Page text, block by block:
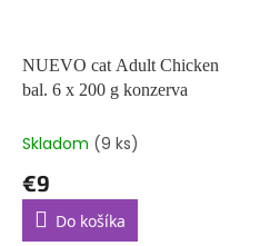
NUEVO cat Adult Chicken
bal. 6 x 200 g konzerva
Skladom (9 ks)
€9
Do košíka